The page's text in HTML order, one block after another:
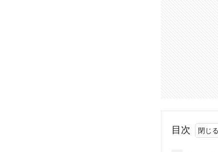
目次